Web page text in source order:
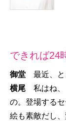
できれば24
御堂 最近、と
横尾 私はね、
の。登場する
絵も素敵だし